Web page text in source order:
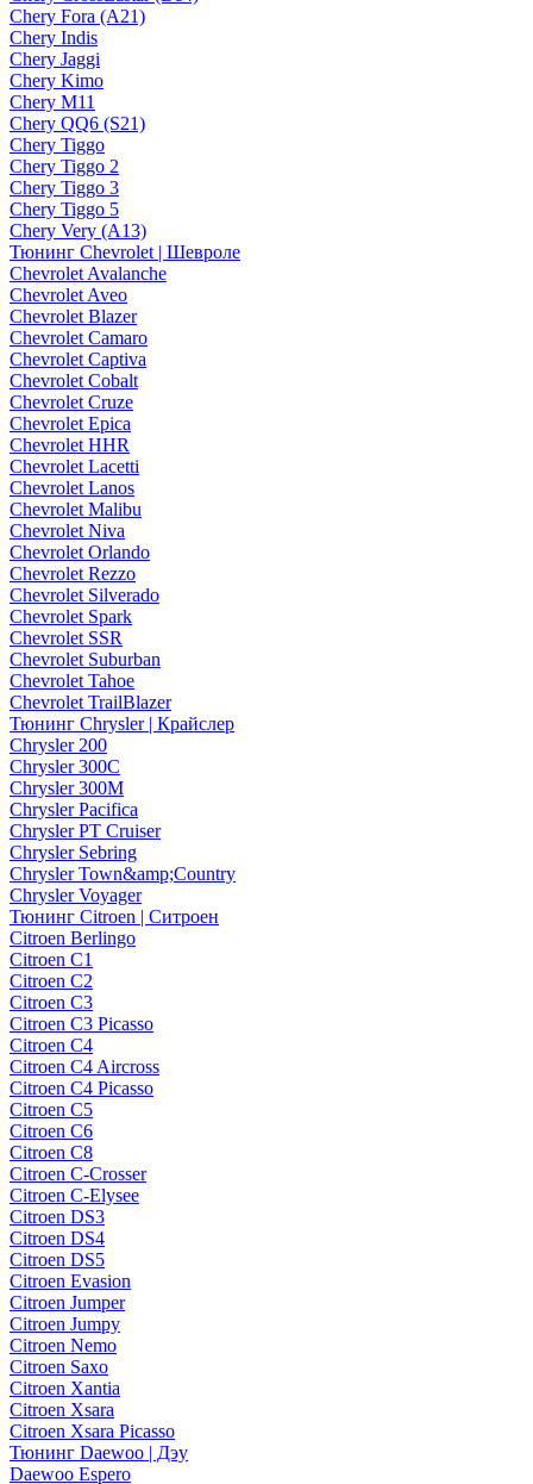
Chery Fora (A21)
Chery Indis
Chery Jaggi
Chery Kimo
Chery M11
Chery QQ6 (S21)
Chery Tiggo
Chery Tiggo 2
Chery Tiggo 3
Chery Tiggo 5
Chery Very (A13)
Тюнинг Chevrolet | Шевроле
Chevrolet Avalanche
Chevrolet Aveo
Chevrolet Blazer
Chevrolet Camaro
Chevrolet Captiva
Chevrolet Cobalt
Chevrolet Cruze
Chevrolet Epica
Chevrolet HHR
Chevrolet Lacetti
Chevrolet Lanos
Chevrolet Malibu
Chevrolet Niva
Chevrolet Orlando
Chevrolet Rezzo
Chevrolet Silverado
Chevrolet Spark
Chevrolet SSR
Chevrolet Suburban
Chevrolet Tahoe
Chevrolet TrailBlazer
Тюнинг Chrysler | Крайслер
Chrysler 200
Chrysler 300C
Chrysler 300M
Chrysler Pacifica
Chrysler PT Cruiser
Chrysler Sebring
Chrysler Town&amp;Country
Chrysler Voyager
Тюнинг Citroen | Ситроен
Citroen Berlingo
Citroen C1
Citroen C2
Citroen C3
Citroen C3 Picasso
Citroen C4
Citroen C4 Aircross
Citroen C4 Picasso
Citroen C5
Citroen C6
Citroen C8
Citroen C-Crosser
Citroen C-Elysee
Citroen DS3
Citroen DS4
Citroen DS5
Citroen Evasion
Citroen Jumper
Citroen Jumpy
Citroen Nemo
Citroen Saxo
Citroen Xantia
Citroen Xsara
Citroen Xsara Picasso
Тюнинг Daewoo | Дэу
Daewoo Espero